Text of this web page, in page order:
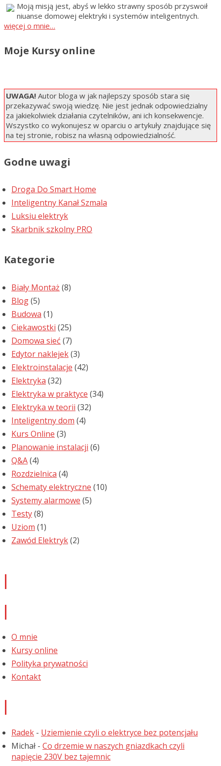
Moją misją jest, abyś w lekko strawny sposób przyswoił
niuanse domowej elektryki i systemów inteligentnych.
więcej o mnie…
Moje Kursy online
UWAGA! Autor bloga w jak najlepszy sposób stara się
przekazywać swoją wiedzę. Nie jest jednak odpowiedzialny
za jakiekolwiek działania czytelników, ani ich konsekwencje.
Wszystko co wykonujesz w oparciu o artykuły znajdujące się
na tej stronie, robisz na własną odpowiedzialność.
Godne uwagi
Droga Do Smart Home
Inteligentny Kanał Szmala
Luksiu elektryk
Skarbnik szkolny PRO
Kategorie
Biały Montaż (8)
Blog(5)
Budowa (1)
Ciekawostki (25)
Domowa sieć (7)
Edytor naklejek(3)
Elektroinstalacje (42)
Elektryka (32)
Elektryka w praktyce (34)
Elektryka w teorii (32)
Inteligentny dom (4)
Kurs Online (3)
Planowanie instalacji (6)
Q&A(4)
Rozdzielnica (4)
Schematy elektryczne (10)
Systemy alarmowe (5)
Testy(8)
Uziom (1)
Zawód Elektryk(2)
O mnie
Kursy online
Polityka prywatności
Kontakt
Radek - Uziemienie czyli o elektryce bez potencjału
Michał - Co drzemie w naszych gniazdkach czyli
napięcie 230V bez tajemnic